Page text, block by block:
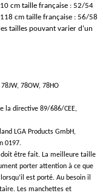
cm taille française : 52/54
cm taille française : 56/58
tailles pouvant varier d'un
78OW, 78HO
la directive 89/686/CEE,
LGA Products GmbH,
0197.
doit être fait. La meilleure taille
porter attention à ce que
est porté. Au besoin il
Les manchettes et